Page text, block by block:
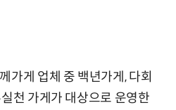
가게 업체 중 백년가게, 다회
천 가게가 대상으로 운영한